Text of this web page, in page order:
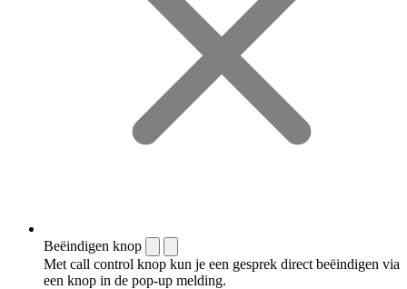
Beëindigen knop
Met call control knop kun je een gesprek direct beëindigen via
een knop in de pop-up melding.